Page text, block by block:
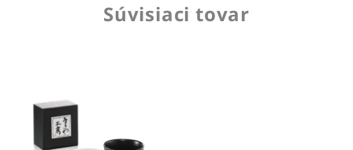
Súvisiaci tovar